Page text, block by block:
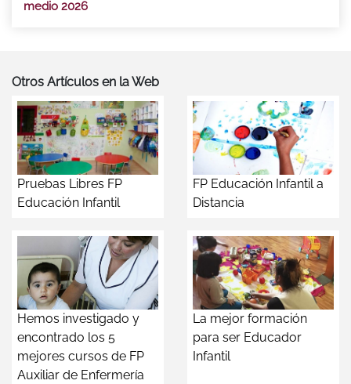
medio 2026
Otros Artículos en la Web
Pruebas Libres FP
Educación Infantil
FP Educación Infantil a
Distancia
Hemos investigado y
encontrado los 5
mejores cursos de FP
Auxiliar de Enfermería
La mejor formación
para ser Educador
Infantil